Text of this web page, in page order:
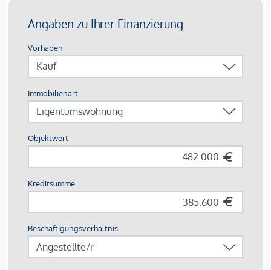
Highlights auf einen Blick
Europas erstes Stadtquartier in Holzbauweise
CO²-neutrale Energieversorgung durch Geothermie &
253 Wohnungen von 34 – 108 m²
Jede Einheit mit Außenfläche
Perfekte Innenstadtlage mit Natur, Kultur und Kulinarik
Beim Kauf einer 3- oder 4-Zimmerwohnung kann ein Kfz-
Stellplatz in der hauseigenen Tiefgarage um € 44.000,-
erworben werden.
Provisionsfrei für den Käufer!